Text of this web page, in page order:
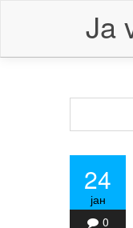
content
Ja
24
јан
0